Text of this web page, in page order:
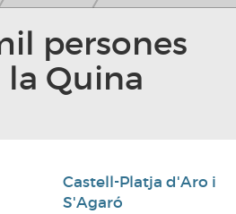
persones
Quina
Castell-Platja d'Aro i
S'Agaró